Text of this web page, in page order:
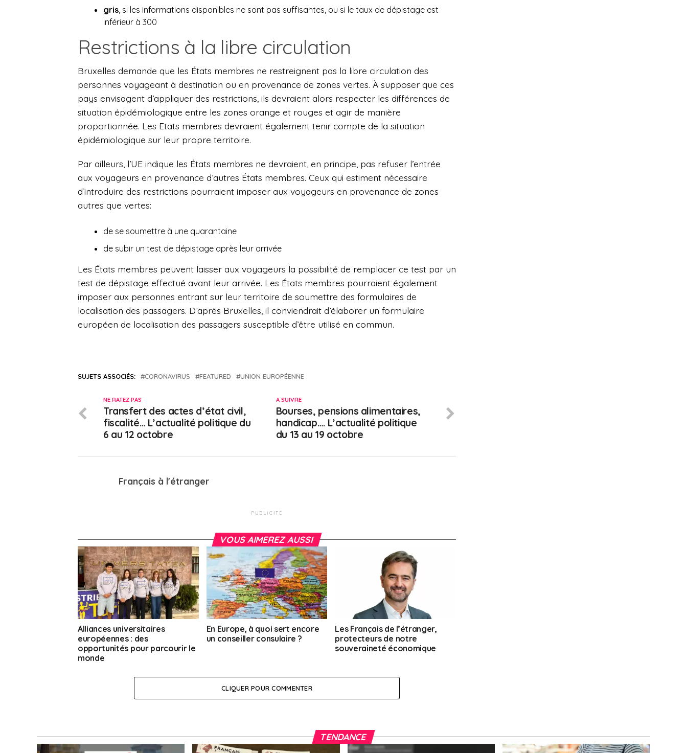
gris, si les informations disponibles ne sont pas suffisantes, ou si le taux de dépistage est
inférieur à 300
Restrictions à la libre circulation
Bruxelles demande que les États membres ne restreignent pas la libre circulation des
personnes voyageant à destination ou en provenance de zones vertes. À supposer que ces
pays envisagent d’appliquer des restrictions, ils devraient alors respecter les différences de
situation épidémiologique entre les zones orange et rouges et agir de manière
proportionnée. Les Etats membres devraient également tenir compte de la situation
épidémiologique sur leur propre territoire.
Par ailleurs, l’UE indique les États membres ne devraient, en principe, pas refuser l’entrée
aux voyageurs en provenance d’autres États membres. Ceux qui estiment nécessaire
d’introduire des restrictions pourraient imposer aux voyageurs en provenance de zones
autres que vertes:
de se soumettre à une quarantaine
de subir un test de dépistage après leur arrivée
Les États membres peuvent laisser aux voyageurs la possibilité de remplacer ce test par un
test de dépistage effectué avant leur arrivée. Les États membres pourraient également
imposer aux personnes entrant sur leur territoire de soumettre des formulaires de
localisation des passagers. D’après Bruxelles, il conviendrait d’élaborer un formulaire
européen de localisation des passagers susceptible d’être utilisé en commun.
SUJETS ASSOCIÉS: CORONAVIRUS FEATURED UNION EUROPÉENNE
A SUIVRE
Bourses, pensions alimentaires,
handicap…. L’actualité politique
du 13 au 19 octobre
NE RATEZ PAS
Transfert des actes d’état civil,
fiscalité… L’actualité politique du
6 au 12 octobre
Français à l'étranger
PUBLICITÉ
VOUS AIMEREZ AUSSI
Alliances universitaires
européennes : des
opportunités pour parcourir le
monde
En Europe, à quoi sert encore
un conseiller consulaire ?
Les Français de l’étranger,
protecteurs de notre
souveraineté économique
CLIQUER POUR COMMENTER
TENDANCE